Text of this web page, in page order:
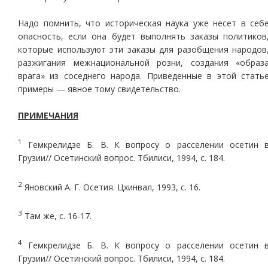
Надо помнить, что историческая наука уже несет в
опасность, если она будет выполнять заказы
которые используют эти заказы для разобщения
разжигания межнациональной розни, создания
врага» из соседнего народа. Приведенные в этой
примеры — явное тому свидетельство.
ПРИМЕЧАНИЯ
1
Гемкрелидзе Б. В. К вопросу о расселении осетин
Грузии// Осетинский вопрос. Тбилиси, 1994, с. 184.
2 Яновский А. Г. Осетия. Цхинвал, 1993, с. 16.
3 Там же, с. 16-17.
4
Гемкрелидзе Б. В. К вопросу о расселении осетин
Грузии// Осетинский вопрос. Тбилиси, 1994, с. 184.